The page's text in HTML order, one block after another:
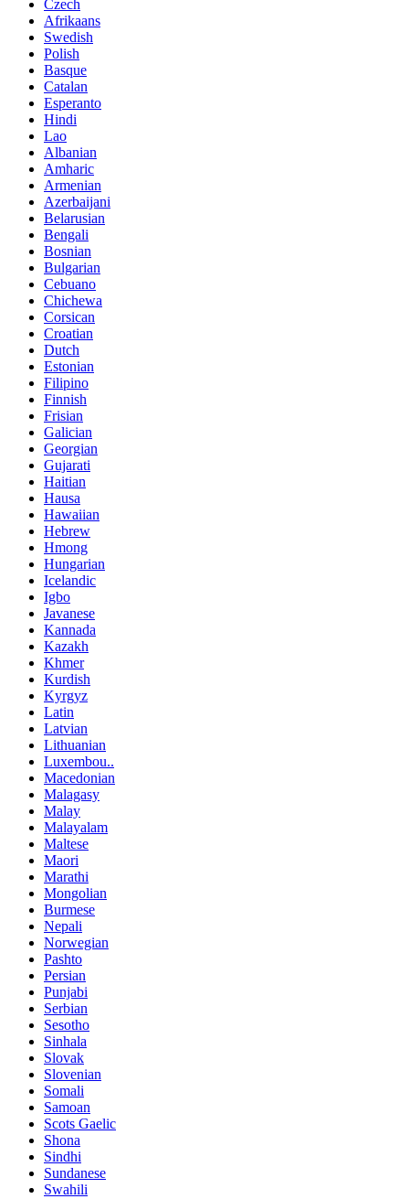
Czech
Afrikaans
Swedish
Polish
Basque
Catalan
Esperanto
Hindi
Lao
Albanian
Amharic
Armenian
Azerbaijani
Belarusian
Bengali
Bosnian
Bulgarian
Cebuano
Chichewa
Corsican
Croatian
Dutch
Estonian
Filipino
Finnish
Frisian
Galician
Georgian
Gujarati
Haitian
Hausa
Hawaiian
Hebrew
Hmong
Hungarian
Icelandic
Igbo
Javanese
Kannada
Kazakh
Khmer
Kurdish
Kyrgyz
Latin
Latvian
Lithuanian
Luxembou..
Macedonian
Malagasy
Malay
Malayalam
Maltese
Maori
Marathi
Mongolian
Burmese
Nepali
Norwegian
Pashto
Persian
Punjabi
Serbian
Sesotho
Sinhala
Slovak
Slovenian
Somali
Samoan
Scots Gaelic
Shona
Sindhi
Sundanese
Swahili